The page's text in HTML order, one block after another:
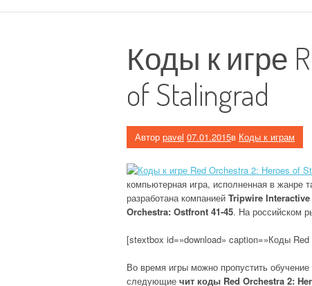
Коды к игре
of Stalingrad
Автор pavel 07.01.2015в Коды к играм
компьютерная игра, исполненная в жанре
разработана компанией Tripwire Interactive
Orchestra: Ostfront 41-45. На российском
[stextbox id=»download» caption=»Коды
Во время игры можно пропустить
следующие чит коды Red Orchestra 2: